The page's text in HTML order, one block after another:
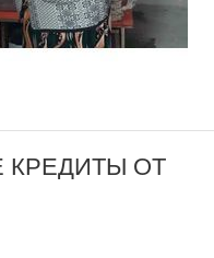
ОТ